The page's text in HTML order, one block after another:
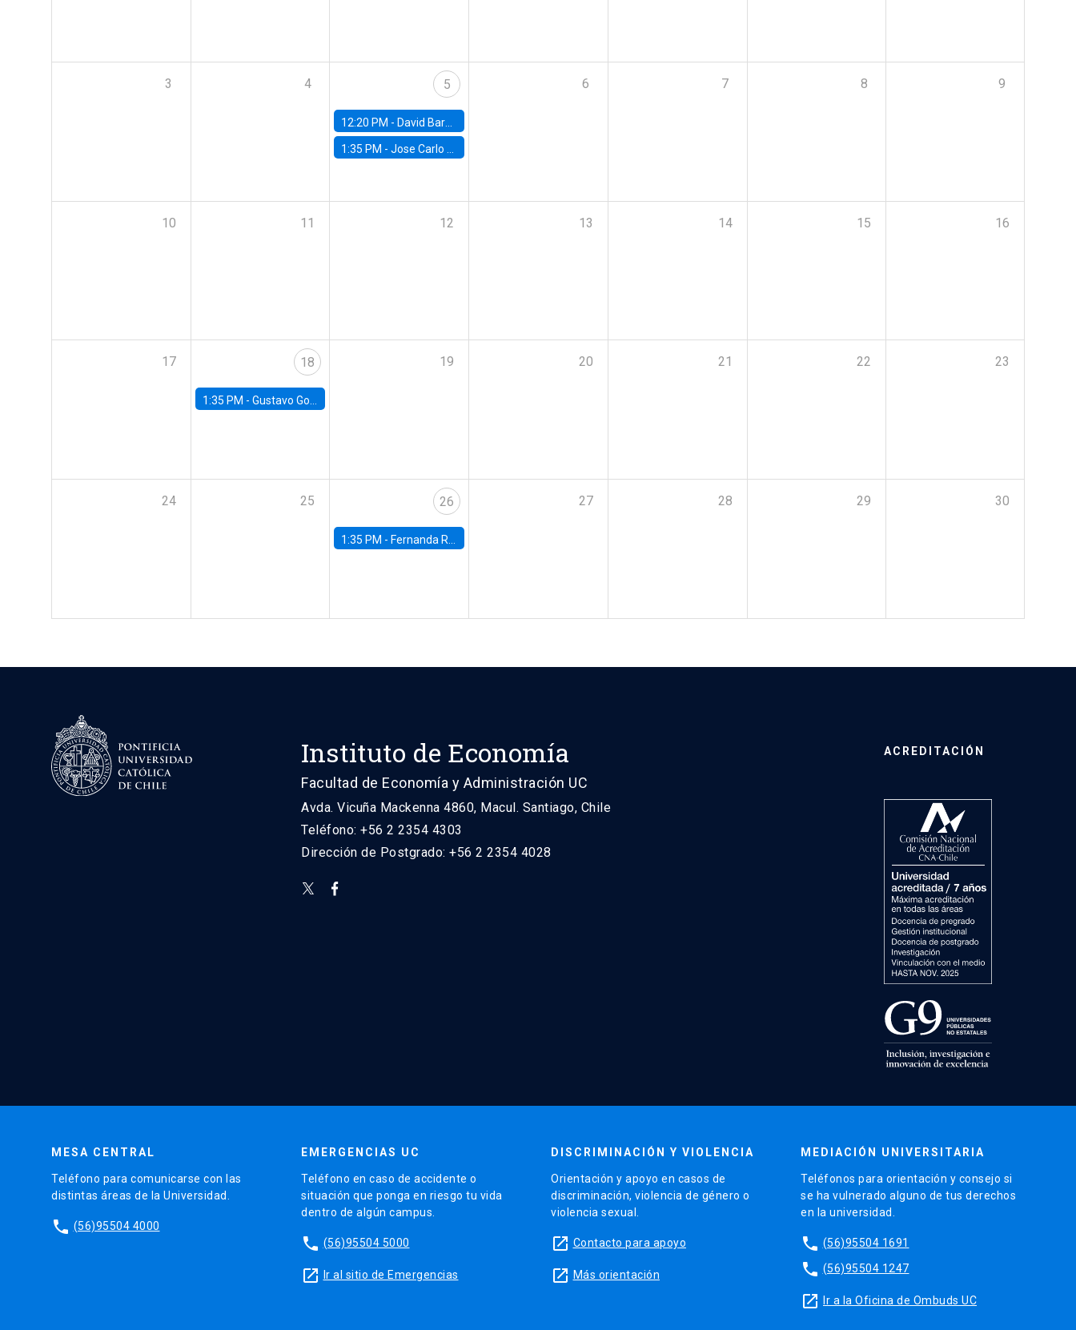
3 4 5
12:20 PM - David Bardey, Universidad de los Andes - CEDE
1:35 PM -Jose Carlo Bermudez, UC (ME) & World Bank
6 7 8 9
10 11 12 13 14 15 16
17 18
1:35 PM - Gustavo González, Banco Central de Chile
19 20 21 22 23
24 25 26
1:35 PM - Fernanda Rojas Ampuero, University of Wisconsin-Madison
27 28 29 30
Instituto de Economía
Facultad de Economía y Administración UC
Avda. Vicuña Mackenna 4860, Macul. Santiago, Chile
Teléfono: +56 2 2354 4303
Dirección de Postgrado: +56 2 2354 4028
ACREDITACIÓN
MESA CENTRAL
Teléfono para comunicarse con las
distintas áreas de la Universidad.
phone (56)95504 4000
EMERGENCIAS UC
Teléfono en caso de accidente o
situación que ponga en riesgo tu vida
dentro de algún campus.
phone (56)95504 5000
launch Ir al sitio de Emergencias
DISCRIMINACIÓN Y VIOLENCIA
Orientación y apoyo en casos de
discriminación, violencia de género o
violencia sexual.
launch Contacto para apoyo
launch Más orientación
MEDIACIÓN UNIVERSITARIA
Teléfonos para orientación y consejo si
se ha vulnerado alguno de tus derechos
en la universidad.
phone (56)95504 1691
phone (56)95504 1247
launch Ir a la Oficina de Ombuds UC